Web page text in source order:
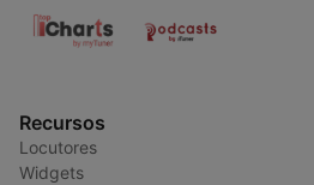
Recursos
Locutores
Widgets